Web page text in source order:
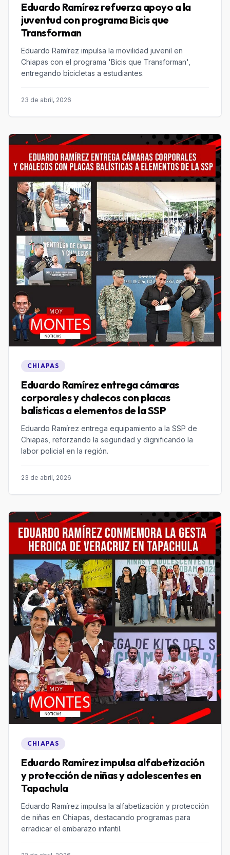
Eduardo Ramírez refuerza apoyo a la
juventud con programa Bicis que
Transforman
Eduardo Ramírez impulsa la movilidad juvenil en
Chiapas con el programa 'Bicis que Transforman',
entregando bicicletas a estudiantes.
23 de abril, 2026
CHIAPAS
Eduardo Ramírez entrega cámaras
corporales y chalecos con placas
balísticas a elementos de la SSP
Eduardo Ramírez entrega equipamiento a la SSP de
Chiapas, reforzando la seguridad y dignificando la
labor policial en la región.
23 de abril, 2026
CHIAPAS
Eduardo Ramírez impulsa alfabetización
y protección de niñas y adolescentes en
Tapachula
Eduardo Ramírez impulsa la alfabetización y protección
de niñas en Chiapas, destacando programas para
erradicar el embarazo infantil.